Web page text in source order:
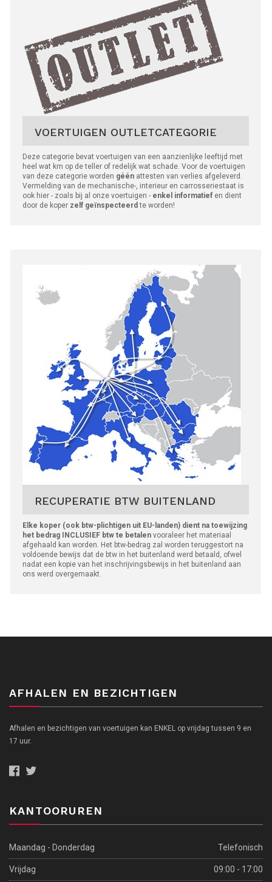
VOERTUIGEN OUTLETCATEGORIE
Deze categorie bevat voertuigen van een aanzienlijke leeftijd met
heel wat km op de teller of redelijk wat schade. Voor de voertuigen
van deze categorie worden géén attesten van verlies afgeleverd.
Vermelding van de mechanische-, interieur en carrosseriestaat is
ook hier - zoals bij al onze voertuigen - enkel informatief en dient
door de koper zelf geïnspecteerd te worden!
RECUPERATIE BTW BUITENLAND
Elke koper (ook btw-plichtigen uit EU-landen) dient na toewijzing
het bedrag INCLUSIEF btw te betalen vooraleer het materiaal
afgehaald kan worden. Het btw-bedrag zal worden teruggestort na
voldoende bewijs dat de btw in het buitenland werd betaald, ofwel
nadat een kopie van het inschrijvingsbewijs in het buitenland aan
ons werd overgemaakt.
AFHALEN EN BEZICHTIGEN
Afhalen en bezichtigen van voertuigen kan ENKEL op vrijdag tussen 9 en
17 uur.
KANTOORUREN
Maandag - Donderdag Telefonisch
Vrijdag 09:00 - 17:00